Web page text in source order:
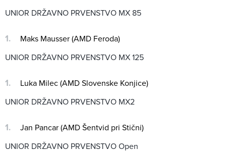
UNIOR DRŽAVNO PRVENSTVO MX 85
Maks Mausser (AMD Feroda)
UNIOR DRŽAVNO PRVENSTVO MX 125
Luka Milec (AMD Slovenske Konjice)
UNIOR DRŽAVNO PRVENSTVO MX2
Jan Pancar (AMD Šentvid pri Stični)
UNIOR DRŽAVNO PRVENSTVO Open